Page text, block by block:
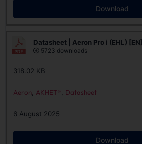
Download
Datasheet | Aeron Pro i (EHL) [EN]
5723 downloads
318.02 KB
Aeron AKHET® Datasheet
6 August 2025
Download